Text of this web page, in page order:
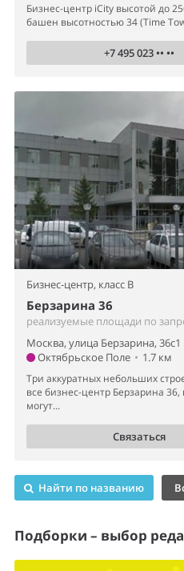
Бизнес-центр iCity высотой до
башен высотностью 34 (Time
+7 495 023 •• ••
Бизнес-центр, класс B
Берзарина 36
реализуемые площади по
Москва, улица Берзарина, 36с1
Октябрьское Поле • 1.7 км
Три аккуратных небольших
все бизнес-центр Берзарина
могут...
Связаться
Найти по названию
Подборки – выбор